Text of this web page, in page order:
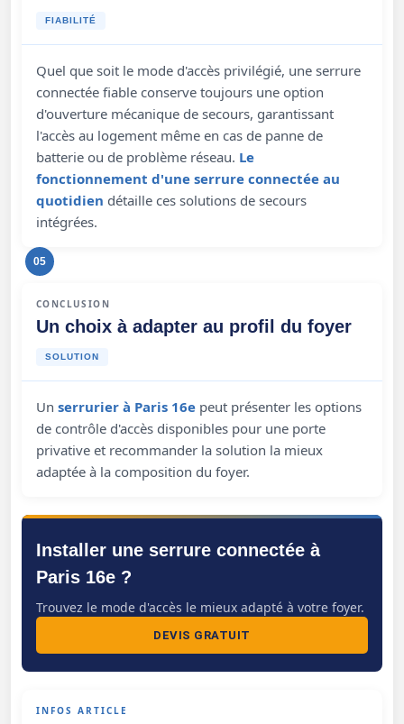
FIABILITÉ
Quel que soit le mode d'accès privilégié, une serrure
connectée fiable conserve toujours une option
d'ouverture mécanique de secours, garantissant
l'accès au logement même en cas de panne de
batterie ou de problème réseau. Le
fonctionnement d'une serrure connectée au
quotidien détaille ces solutions de secours
intégrées.
05
CONCLUSION
Un choix à adapter au profil du foyer
SOLUTION
Un serrurier à Paris 16e peut présenter les options
de contrôle d'accès disponibles pour une porte
privative et recommander la solution la mieux
adaptée à la composition du foyer.
Installer une serrure connectée à
Paris 16e ?
Trouvez le mode d'accès le mieux adapté à votre foyer.
DEVIS GRATUIT
INFOS ARTICLE